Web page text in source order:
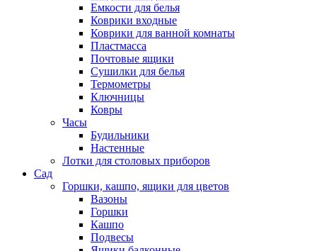
Емкости для белья
Коврики входные
Коврики для ванной комнаты
Пластмасса
Почтовые ящики
Сушилки для белья
Термометры
Ключницы
Ковры
Часы
Будильники
Настенные
Лотки для столовых приборов
Сад
Горшки, кашпо, ящики для цветов
Вазоны
Горшки
Кашпо
Подвесы